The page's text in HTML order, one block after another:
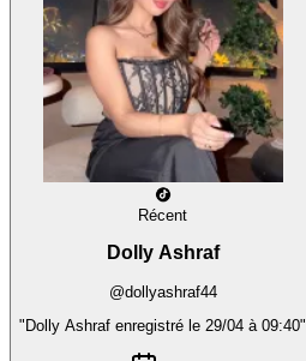
Récent
Dolly Ashraf
@dollyashraf44
"Dolly Ashraf enregistré le 29/04 à 09:40"